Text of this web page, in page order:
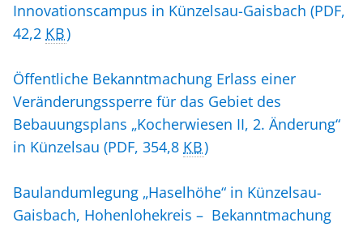
Innovationscampus in Künzelsau-Gaisbach (PDF,
42,2 KB)
Öffentliche Bekanntmachung Erlass einer
Veränderungssperre für das Gebiet des
Bebauungsplans „Kocherwiesen II, 2. Änderung“
in Künzelsau (PDF, 354,8 KB)
Baulandumlegung „Haselhöhe“ in Künzelsau-
Gaisbach, Hohenlohekreis – Bekanntmachung